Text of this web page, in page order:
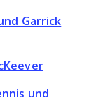
Garrick
und